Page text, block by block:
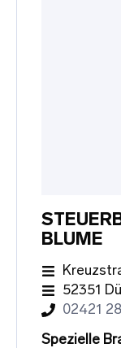
BLUME
52351
02421
Spezielle